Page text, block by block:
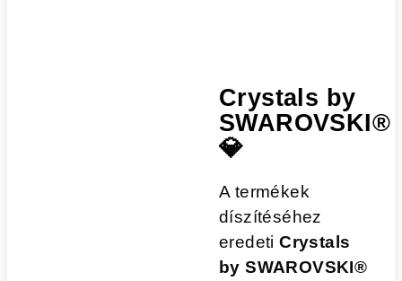
Crystals by
SWAROVSKI®
💎
A termékek
díszítéséhez
eredetiCrystals
by SWAROVSKI®